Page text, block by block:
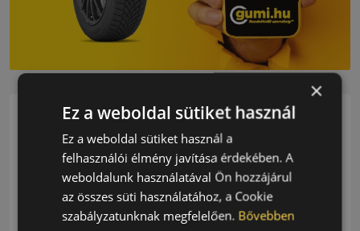
Kategóriagyűjtemény
Autósport 34 Posts
×
Ez a weboldal sütiket használ
Ez a weboldal sütiket használ a
felhasználói élmény javítása érdekében. A
weboldalunk használatával Ön hozzájárul
az összes süti használatához, a Cookie
szabályzatunknak megfelelően. Bővebben